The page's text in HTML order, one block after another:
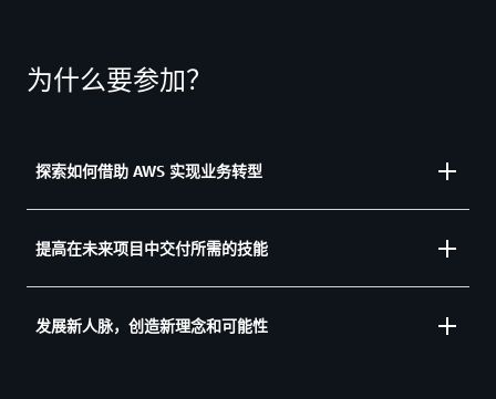
为什么要参加？
探索如何借助 AWS 实现业务转型
探索如何充分利用当今的变革性技术，以及如何通过
提高在未来项目中交付所需的技能
会面、交流、获得启发，并重新思考可能的情况。无
发展新人脉，创造新理念和可能性